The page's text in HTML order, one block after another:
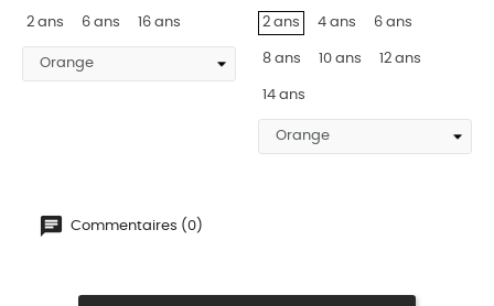
2 ans 6 ans 16 ans 2 ans 4 ans 6 ans
8 ans 10 ans 12 ans
14 ans
Commentaires (0)